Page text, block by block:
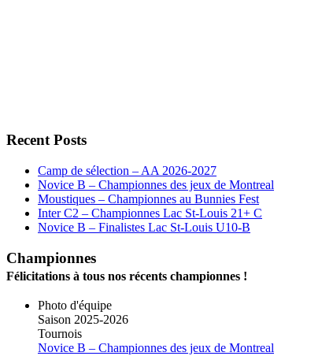
Recent Posts
Camp de sélection – AA 2026-2027
Novice B – Championnes des jeux de Montreal
Moustiques – Championnes au Bunnies Fest
Inter C2 – Championnes Lac St-Louis 21+ C
Novice B – Finalistes Lac St-Louis U10-B
Championnes
Félicitations à tous nos récents championnes !
Photo d'équipe
Saison 2025-2026
Tournois
Novice B – Championnes des jeux de Montreal